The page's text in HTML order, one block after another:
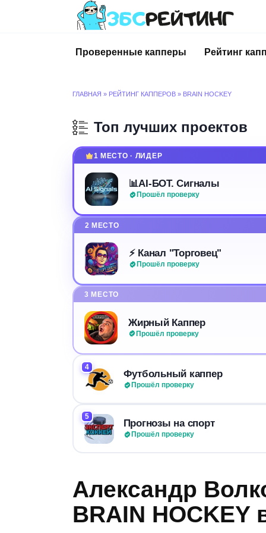
Проверенные капперы
Рейтинг
ГЛАВНАЯ » РЕЙТИНГ КАППЕРОВ » BRAIN HOCKEY
Топ лучших проектов
1 МЕСТО · ЛИДЕР
📊AI-БОТ. Сигналы
Прошёл проверку
2 МЕСТО
⚡️ Канал "Торговец"
Прошёл проверку
3 МЕСТО
Жирный Каппер
Прошёл проверку
4
Футбольный каппер
Прошёл проверку
5
Прогнозы на спорт
Прошёл проверку
Александр
BRAIN HOCKEY